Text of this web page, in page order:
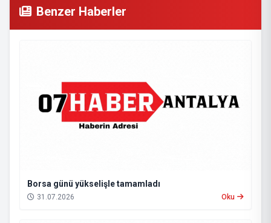
Benzer Haberler
Borsa günü yükselişle tamamladı
31.07.2026 Oku